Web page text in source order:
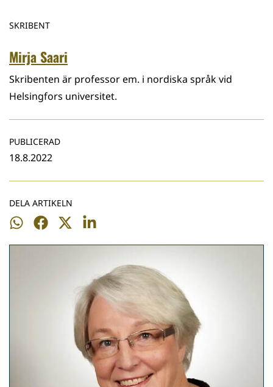
SKRIBENT
Mirja Saari
Skribenten är professor em. i nordiska språk vid
Helsingfors universitet.
PUBLICERAD
18.8.2022
DELA ARTIKELN
Dela
Dela
Dela
Dela